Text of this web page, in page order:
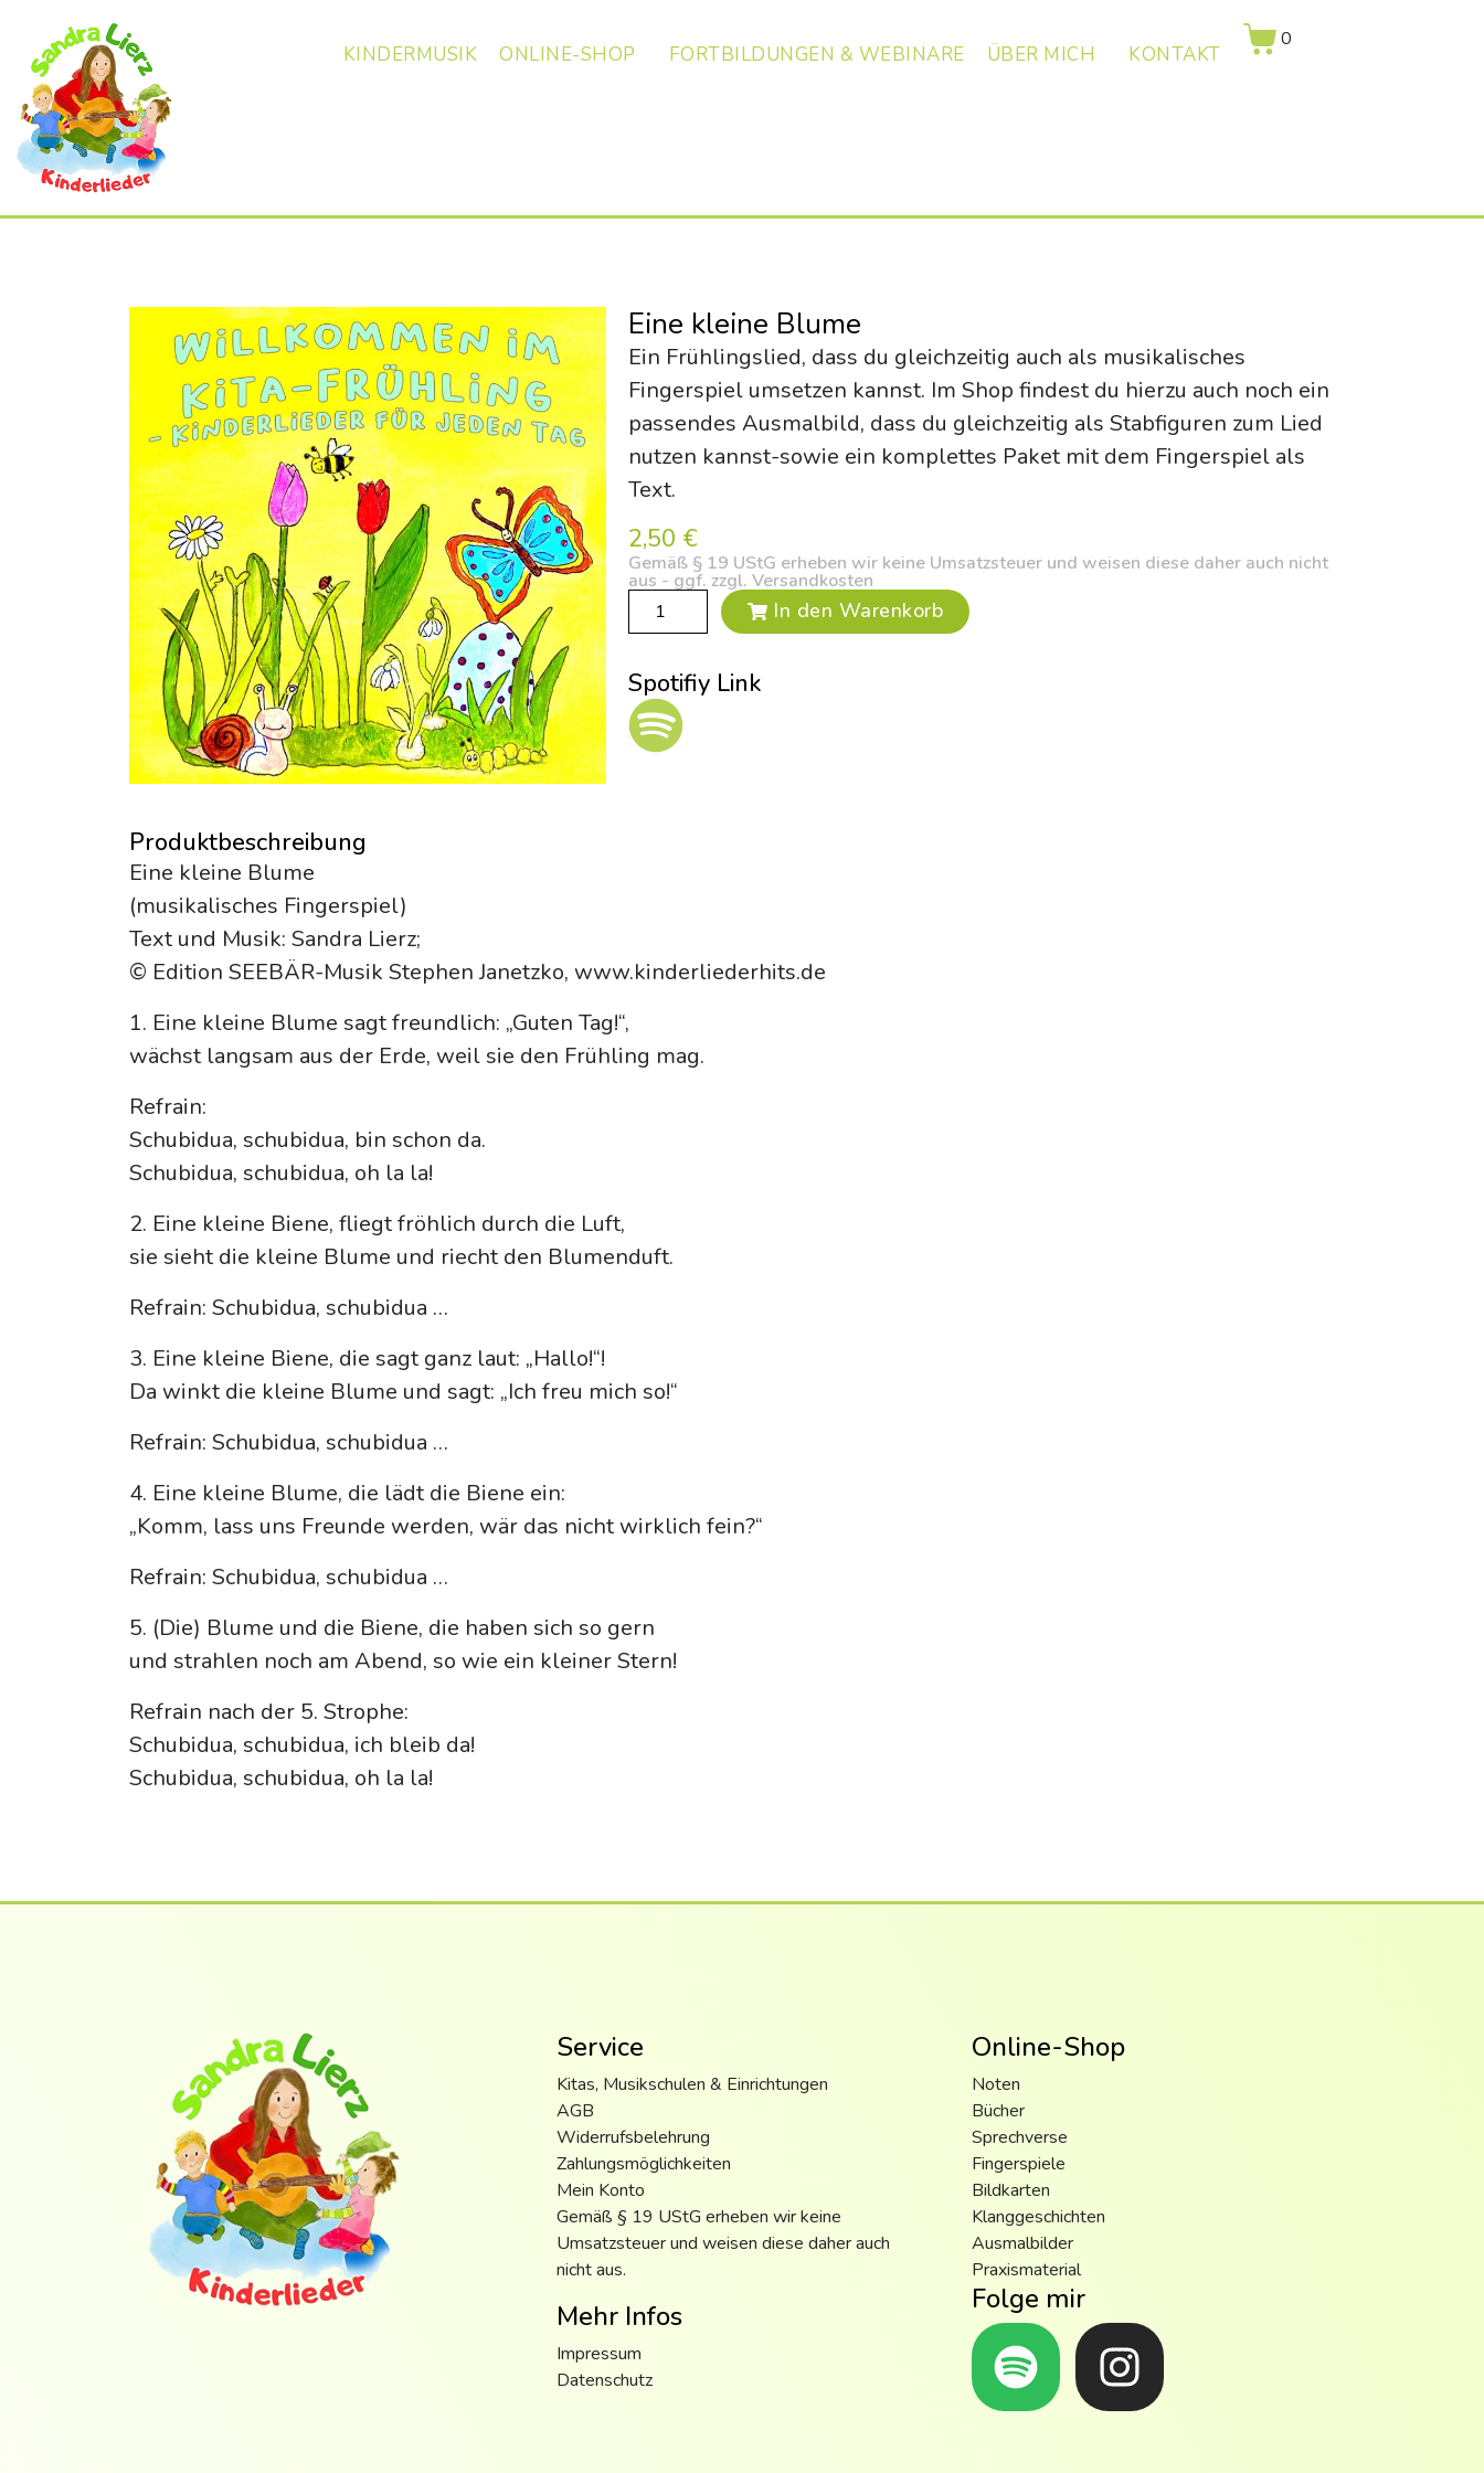
KINDERMUSIK ONLINE-SHOP FORTBILDUNGEN & WEBINARE ÜBER MICH KONTAKT
0
Eine kleine Blume
Ein Frühlingslied, dass du gleichzeitig auch als musikalisches
Fingerspiel umsetzen kannst. Im Shop findest du hierzu auch noch ein
passendes Ausmalbild, dass du gleichzeitig als Stabfiguren zum Lied
nutzen kannst-sowie ein komplettes Paket mit dem Fingerspiel als
Text.
2,50 €
Gemäß § 19 UStG erheben wir keine Umsatzsteuer und weisen diese daher auch nicht
aus - ggf. zzgl. Versandkosten
In den Warenkorb
Spotifiy Link
Produktbeschreibung
Eine kleine Blume
(musikalisches Fingerspiel)
Text und Musik: Sandra Lierz;
© Edition SEEBÄR-Musik Stephen Janetzko, www.kinderliederhits.de
1. Eine kleine Blume sagt freundlich: „Guten Tag!“,
wächst langsam aus der Erde, weil sie den Frühling mag.
Refrain:
Schubidua, schubidua, bin schon da.
Schubidua, schubidua, oh la la!
2. Eine kleine Biene, fliegt fröhlich durch die Luft,
sie sieht die kleine Blume und riecht den Blumenduft.
Refrain: Schubidua, schubidua …
3. Eine kleine Biene, die sagt ganz laut: „Hallo!“!
Da winkt die kleine Blume und sagt: „Ich freu mich so!“
Refrain: Schubidua, schubidua …
4. Eine kleine Blume, die lädt die Biene ein:
„Komm, lass uns Freunde werden, wär das nicht wirklich fein?“
Refrain: Schubidua, schubidua …
5. (Die) Blume und die Biene, die haben sich so gern
und strahlen noch am Abend, so wie ein kleiner Stern!
Refrain nach der 5. Strophe:
Schubidua, schubidua, ich bleib da!
Schubidua, schubidua, oh la la!
Service
Kitas, Musikschulen & Einrichtungen
AGB
Widerrufsbelehrung
Zahlungsmöglichkeiten
Mein Konto
Gemäß § 19 UStG erheben wir keine
Umsatzsteuer und weisen diese daher auch
nicht aus.
Mehr Infos
Impressum
Datenschutz
Online-Shop
Noten
Bücher
Sprechverse
Fingerspiele
Bildkarten
Klanggeschichten
Ausmalbilder
Praxismaterial
Folge mir